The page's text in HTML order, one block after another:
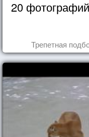
20
Трепетная